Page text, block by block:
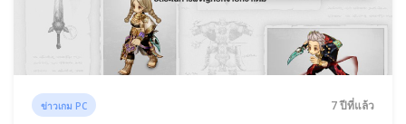
ข่าวเกม PC 7 ปีที่แล้ว